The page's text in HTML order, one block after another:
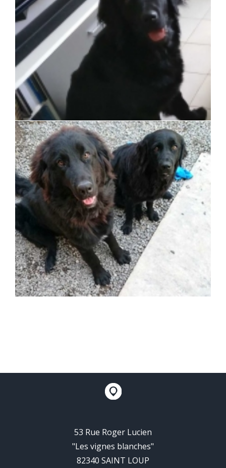
53 Rue Roger Lucien
"Les vignes blanches"
82340 SAINT LOUP